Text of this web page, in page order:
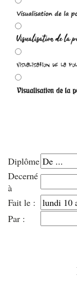
Diplôme
Decerné
à
Fait le :
Par :